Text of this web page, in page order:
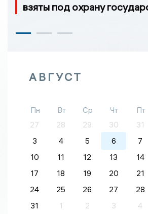
взяты под охрану
АВГУСТ
Пн Вт Ср Чт Пт
27
28 29 30 31
3
4 5 6 7
10
11 12 13 14
17
18 19 20 21
24
25 26 27 28
31
1 2 3 4